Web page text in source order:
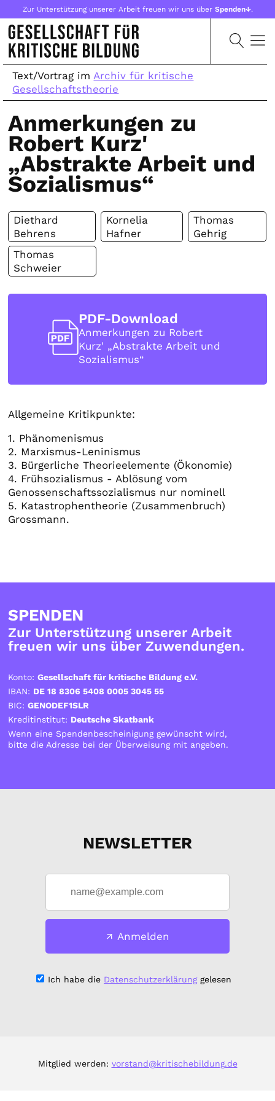
Zur Unterstützung unserer Arbeit freuen wir uns über Spenden↓.
Text/Vortrag imArchiv für kritische
Gesellschaftstheorie
Anmerkungen zu
Robert Kurz'
„Abstrakte Arbeit und
Sozialismus“
Diethard
Behrens
Kornelia
Hafner
Thomas
Gehrig
Thomas
Schweier
PDF-Download
Anmerkungen zu Robert
Kurz' „Abstrakte Arbeit und
Sozialismus“
Allgemeine Kritikpunkte:
1. Phänomenismus
2. Marxismus-Leninismus
3. Bürgerliche Theorieelemente (Ökonomie)
4. Frühsozialismus - Ablösung vom
Genossenschaftssozialismus nur nominell
5. Katastrophentheorie (Zusammenbruch)
Grossmann.
SPENDEN
Zur Unterstützung unserer Arbeit
freuen wir uns über Zuwendungen.
Konto:Gesellschaft für kritische Bildung e.V.
IBAN: DE 18 8306 5408 0005 3045 55
BIC:GENODEF1SLR
Kreditinstitut: Deutsche Skatbank
Wenn eine Spendenbescheinigung gewünscht wird,
bitte die Adresse bei der Überweisung mit angeben.
NEWSLETTER
Anmelden
Ich habe die Datenschutzerklärunggelesen
Mitglied werden: vorstand@kritischebildung.de